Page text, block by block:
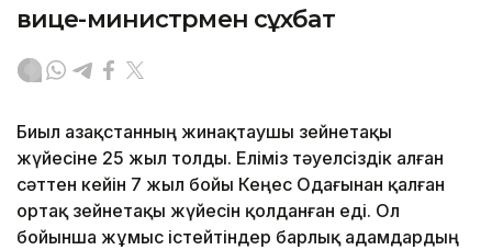
вице-министрмен сұхбат
Биыл Қазақстанның жинақтаушы зейнетақы
жүйесіне 25 жыл толды. Еліміз тәуелсіздік алған
сәттен кейін 7 жыл бойы Кеңес Одағынан қалған
ортақ зейнетақы жүйесін қолданған еді. Ол
бойынша жұмыс істейтіндер барлық адамдардың